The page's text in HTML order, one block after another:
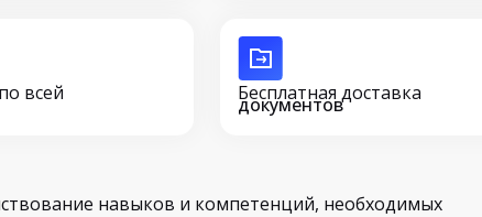
всей Бесплатная доставка
документов
навыков и компетенций, необходимых